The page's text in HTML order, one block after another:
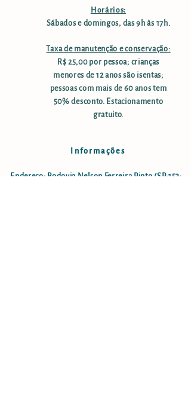
Horários:
Sábados e domingos, das 9h às 17h.
Taxa de manutenção e conservação:
R$ 25,00 por pessoa; crianças
menores de 12 anos são isentas;
pessoas com mais de 60 anos tem
50% desconto. Estacionamento
gratuito.
Informações
Endereço: Rodovia Nelson Ferreira Pinto (SP-153;